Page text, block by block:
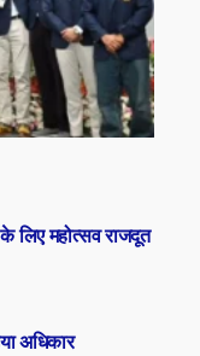
अधिकार
लिए महोत्सव राजदूत